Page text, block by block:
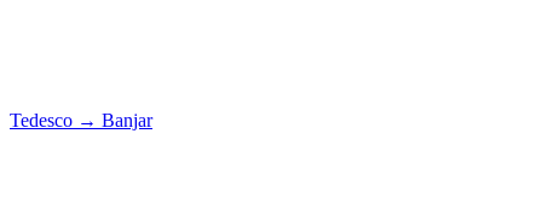
Tedesco → Banjar